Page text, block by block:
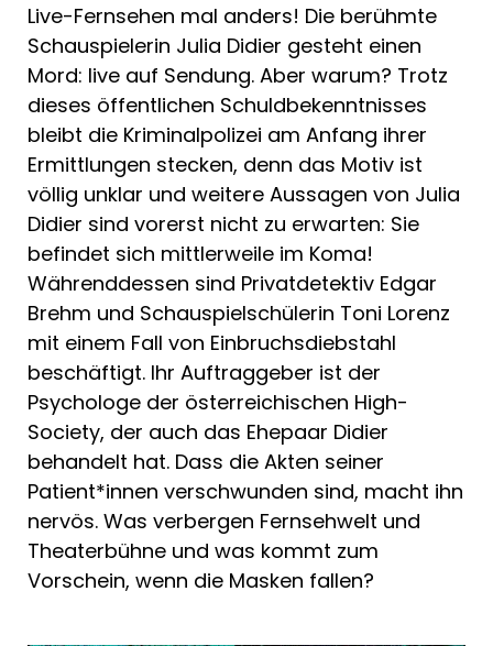
Live-Fernsehen mal anders! Die berühmte
Schauspielerin Julia Didier gesteht einen
Mord: live auf Sendung. Aber warum? Trotz
dieses öffentlichen Schuldbekenntnisses
bleibt die Kriminalpolizei am Anfang ihrer
Ermittlungen stecken, denn das Motiv ist
völlig unklar und weitere Aussagen von Julia
Didier sind vorerst nicht zu erwarten: Sie
befindet sich mittlerweile im Koma!
Währenddessen sind Privatdetektiv Edgar
Brehm und Schauspielschülerin Toni Lorenz
mit einem Fall von Einbruchsdiebstahl
beschäftigt. Ihr Auftraggeber ist der
Psychologe der österreichischen High-
Society, der auch das Ehepaar Didier
behandelt hat. Dass die Akten seiner
Patient*innen verschwunden sind, macht ihn
nervös. Was verbergen Fernsehwelt und
Theaterbühne und was kommt zum
Vorschein, wenn die Masken fallen?